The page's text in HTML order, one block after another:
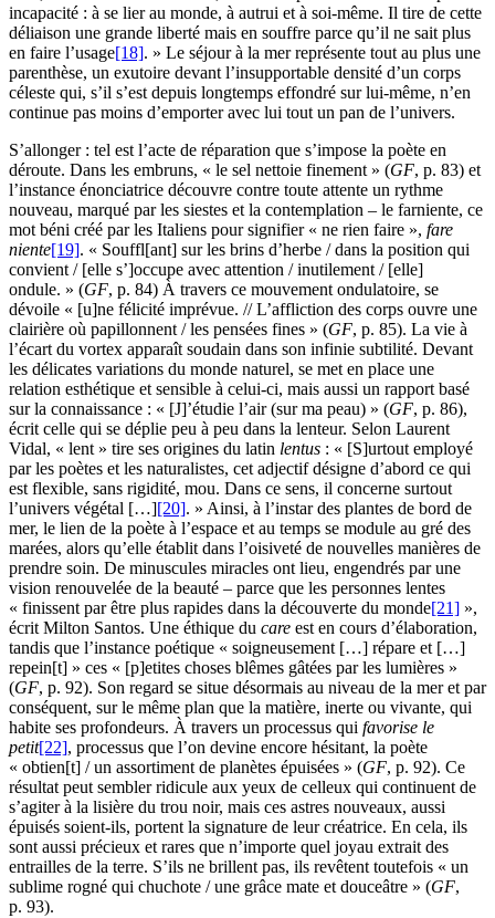
incapacité : à se lier au monde, à autrui et à soi-même. Il tire de cette
déliaison une grande liberté mais en souffre parce qu’il ne sait plus
en faire l’usage[18]. » Le séjour à la mer représente tout au plus une
parenthèse, un exutoire devant l’insupportable densité d’un corps
céleste qui, s’il s’est depuis longtemps effondré sur lui-même, n’en
continue pas moins d’emporter avec lui tout un pan de l’univers.
S’allonger : tel est l’acte de réparation que s’impose la poète en
déroute. Dans les embruns, « le sel nettoie finement » (GF, p. 83) et
l’instance énonciatrice découvre contre toute attente un rythme
nouveau, marqué par les siestes et la contemplation – le farniente, ce
mot béni créé par les Italiens pour signifier « ne rien faire », fare
niente[19]. « Souffl[ant] sur les brins d’herbe / dans la position qui
convient / [elle s’]occupe avec attention / inutilement / [elle]
ondule. » (GF, p. 84) À travers ce mouvement ondulatoire, se
dévoile « [u]ne félicité imprévue. // L’affliction des corps ouvre une
clairière où papillonnent / les pensées fines » (GF, p. 85). La vie à
l’écart du vortex apparaît soudain dans son infinie subtilité. Devant
les délicates variations du monde naturel, se met en place une
relation esthétique et sensible à celui-ci, mais aussi un rapport basé
sur la connaissance : « [J]’étudie l’air (sur ma peau) » (GF, p. 86),
écrit celle qui se déplie peu à peu dans la lenteur. Selon Laurent
Vidal, « lent » tire ses origines du latin lentus : « [S]urtout employé
par les poètes et les naturalistes, cet adjectif désigne d’abord ce qui
est flexible, sans rigidité, mou. Dans ce sens, il concerne surtout
l’univers végétal […][20]. » Ainsi, à l’instar des plantes de bord de
mer, le lien de la poète à l’espace et au temps se module au gré des
marées, alors qu’elle établit dans l’oisiveté de nouvelles manières de
prendre soin. De minuscules miracles ont lieu, engendrés par une
vision renouvelée de la beauté – parce que les personnes lentes
« finissent par être plus rapides dans la découverte du monde[21] »,
écrit Milton Santos. Une éthique du care est en cours d’élaboration,
tandis que l’instance poétique « soigneusement […] répare et […]
repein[t] » ces « [p]etites choses blêmes gâtées par les lumières »
(GF, p. 92). Son regard se situe désormais au niveau de la mer et par
conséquent, sur le même plan que la matière, inerte ou vivante, qui
habite ses profondeurs. À travers un processus qui favorise le
petit[22], processus que l’on devine encore hésitant, la poète
« obtien[t] / un assortiment de planètes épuisées » (GF, p. 92). Ce
résultat peut sembler ridicule aux yeux de celleux qui continuent de
s’agiter à la lisière du trou noir, mais ces astres nouveaux, aussi
épuisés soient-ils, portent la signature de leur créatrice. En cela, ils
sont aussi précieux et rares que n’importe quel joyau extrait des
entrailles de la terre. S’ils ne brillent pas, ils revêtent toutefois « un
sublime rogné qui chuchote / une grâce mate et douceâtre » (GF,
p. 93).